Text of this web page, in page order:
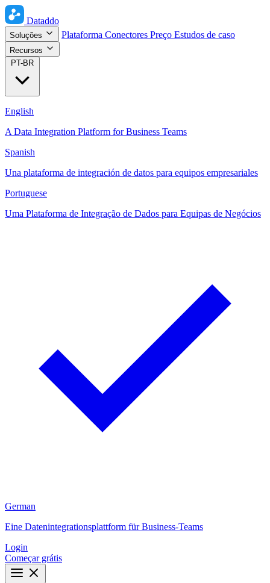
Dataddo
Soluções Plataforma Conectores Preço Estudos de caso
Recursos
PT-BR
English
A Data Integration Platform for Business Teams
Spanish
Una plataforma de integración de datos para equipos empresariales
Portuguese
Uma Plataforma de Integração de Dados para Equipas de Negócios
German
Eine Datenintegrationsplattform für Business-Teams
Login
Começar grátis